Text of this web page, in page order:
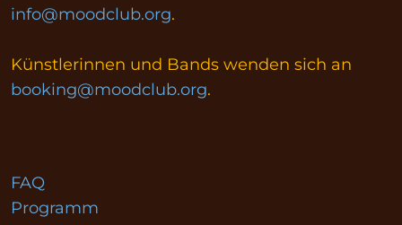
info@moodclub.org.
Künstlerinnen und Bands wenden sich an
booking@moodclub.org.
FAQ
Programm